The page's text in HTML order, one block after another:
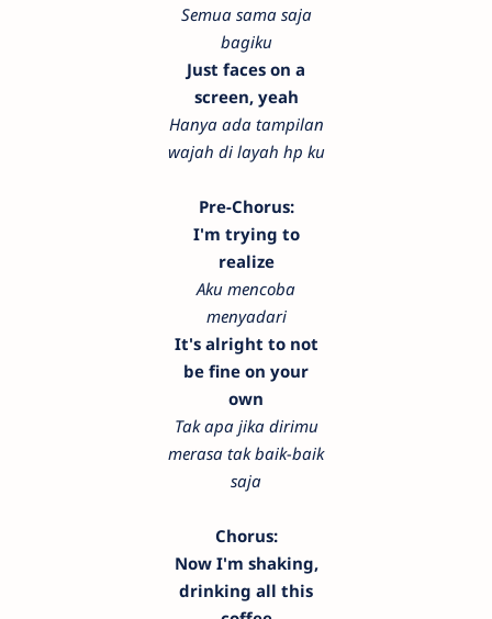
Semua sama saja
bagiku
Just faces on a
screen, yeah
Hanya ada tampilan
wajah di layah hp ku
Pre-Chorus:
I'm trying to
realize
Aku mencoba
menyadari
It's alright to not
be fine on your
own
Tak apa jika dirimu
merasa tak baik-baik
saja
Chorus:
Now I'm shaking,
drinking all this